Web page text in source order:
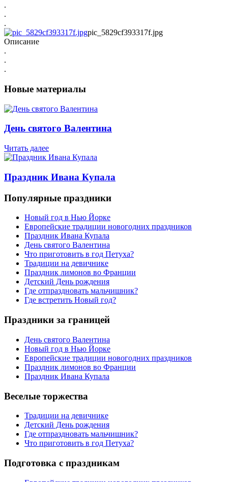
.
.
.
pic_5829cf393317f.jpg
Описание
.
.
.
Новые материалы
День святого Валентина
Читать далее
Праздник Ивана Купала
Популярные праздники
Новый год в Нью Йорке
Европейские традиции новогодних праздников
Праздник Ивана Купала
День святого Валентина
Что приготовить в год Петуха?
Традиции на девичнике
Праздник лимонов во Франции
Детский День рождения
Где отпраздновать мальчишник?
Где встретить Новый год?
Праздники за границей
День святого Валентина
Новый год в Нью Йорке
Европейские традиции новогодних праздников
Праздник лимонов во Франции
Праздник Ивана Купала
Веселые торжества
Традиции на девичнике
Детский День рождения
Где отпраздновать мальчишник?
Что приготовить в год Петуха?
Подготовка с праздникам